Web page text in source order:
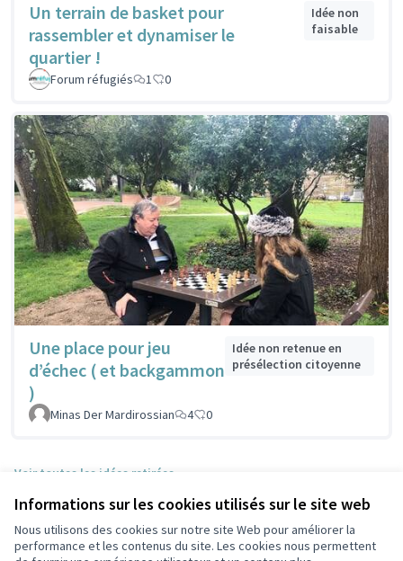
Informations sur les cookies utilisés sur le site web
Nous utilisons des cookies sur notre site Web pour améliorer la
performance et les contenus du site. Les cookies nous permettent
Un terrain de basket pour
rassembler et dynamiser le
quartier !
Idée non
faisable
Forum réfugiés 1 0
Une place pour jeu
d’échec ( et backgammon
)
Idée non retenue en
présélection citoyenne
Minas Der Mardirossian 4 0
Voir toutes les idées retirées
Conditions d'utilisation
Paramètres des cookies